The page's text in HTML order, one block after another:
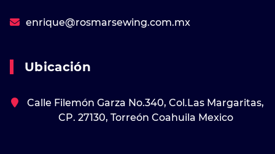
enrique@rosmarsewing.com.mx
Ubicación
Calle Filemón Garza No.340, Col.Las Margaritas,
CP. 27130, Torreón Coahuila Mexico